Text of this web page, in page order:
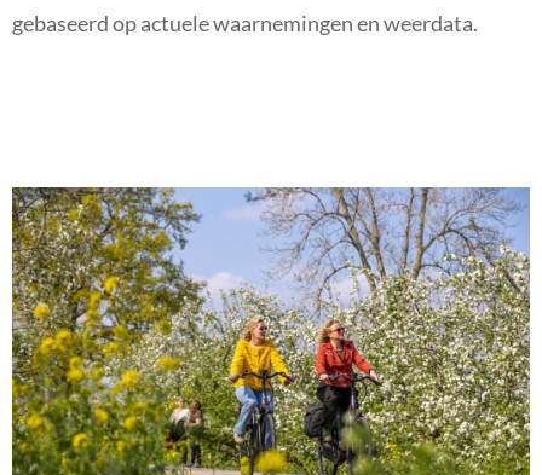
gebaseerd op actuele waarnemingen en weerdata.